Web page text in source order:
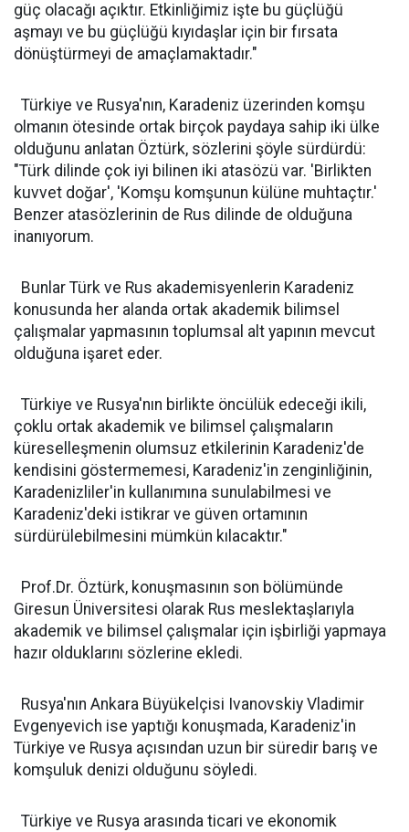
güç olacağı açıktır. Etkinliğimiz işte bu güçlüğü
aşmayı ve bu güçlüğü kıyıdaşlar için bir fırsata
dönüştürmeyi de amaçlamaktadır."
Türkiye ve Rusya'nın, Karadeniz üzerinden komşu
olmanın ötesinde ortak birçok paydaya sahip iki ülke
olduğunu anlatan Öztürk, sözlerini şöyle sürdürdü:
"Türk dilinde çok iyi bilinen iki atasözü var. 'Birlikten
kuvvet doğar', 'Komşu komşunun külüne muhtaçtır.'
Benzer atasözlerinin de Rus dilinde de olduğuna
inanıyorum.
Bunlar Türk ve Rus akademisyenlerin Karadeniz
konusunda her alanda ortak akademik bilimsel
çalışmalar yapmasının toplumsal alt yapının mevcut
olduğuna işaret eder.
Türkiye ve Rusya'nın birlikte öncülük edeceği ikili,
çoklu ortak akademik ve bilimsel çalışmaların
küreselleşmenin olumsuz etkilerinin Karadeniz'de
kendisini göstermemesi, Karadeniz'in zenginliğinin,
Karadenizliler'in kullanımına sunulabilmesi ve
Karadeniz'deki istikrar ve güven ortamının
sürdürülebilmesini mümkün kılacaktır."
Prof.Dr. Öztürk, konuşmasının son bölümünde
Giresun Üniversitesi olarak Rus meslektaşlarıyla
akademik ve bilimsel çalışmalar için işbirliği yapmaya
hazır olduklarını sözlerine ekledi.
Rusya'nın Ankara Büyükelçisi Ivanovskiy Vladimir
Evgenyevich ise yaptığı konuşmada, Karadeniz'in
Türkiye ve Rusya açısından uzun bir süredir barış ve
komşuluk denizi olduğunu söyledi.
Türkiye ve Rusya arasında ticari ve ekonomik